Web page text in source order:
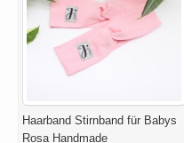
Haarband Stirnband für Babys
Rosa Handmade